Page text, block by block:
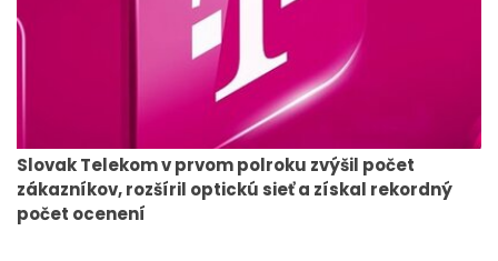
Slovak Telekom v prvom polroku zvýšil počet
zákazníkov, rozšíril optickú sieť a získal rekordný
počet ocenení